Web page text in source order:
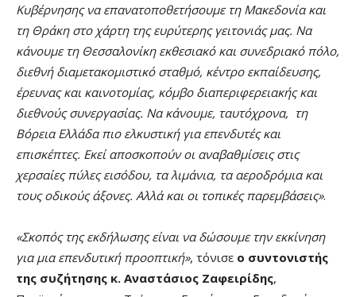
Κυβέρνησης να επανατοποθετήσουμε τη Μακεδονία και
τη Θράκη στο χάρτη της ευρύτερης γειτονιάς μας. Να
κάνουμε τη Θεσσαλονίκη εκθεσιακό και συνεδριακό πόλο,
διεθνή διαμετακομιστικό σταθμό, κέντρο εκπαίδευσης,
έρευνας και καινοτομίας, κόμβο διαπεριφερειακής και
διεθνούς συνεργασίας. Να κάνουμε, ταυτόχρονα, τη
Βόρεια Ελλάδα πιο ελκυστική για επενδυτές και
επισκέπτες. Εκεί αποσκοπούν οι αναβαθμίσεις στις
χερσαίες πύλες εισόδου, τα λιμάνια, τα αεροδρόμια και
τους οδικούς άξονες. Αλλά και οι τοπικές παρεμβάσεις».
«Σκοπός της εκδήλωσης είναι να δώσουμε την εκκίνηση
για μια επενδυτική προοπτική», τόνισε ο συντονιστής
της συζήτησης κ. Αναστάσιος Ζαφειρίδης,